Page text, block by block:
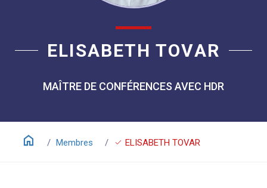
ELISABETH TOVAR
MAÎTRE DE CONFÉRENCES AVEC HDR
home Membres check ELISABETH TOVAR